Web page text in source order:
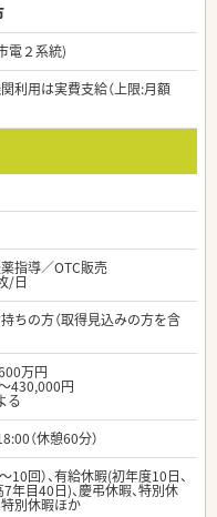
電２系統)
利用は実費支給（上限:月額
指導／OTC販売
/日
ちの方（取得見込みの方を含
万円
430,000円
る
（休憩60分）
10回）、有給休暇(初年度10日、
年目40日)、慶弔休暇、特別休
特別休暇ほか